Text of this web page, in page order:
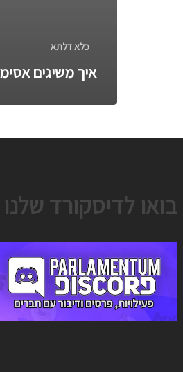
כלא דלתא
איך משיגים
בואו לדיסקורד שלנו